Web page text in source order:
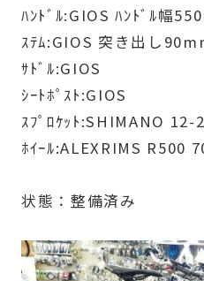
ﾊﾝﾄﾞﾙ:GIOS ﾊﾝﾄﾞﾙ幅
ｽﾃﾑ:GIOS 突き出し
ｻﾄﾞﾙ:GIOS
ｼｰﾄﾎﾟｽﾄ:GIOS
ｽﾌﾟﾛｹｯﾄ:SHIMANO 12-
ﾎｲｰﾙ:ALEXRIMS R500
状態：整備済み